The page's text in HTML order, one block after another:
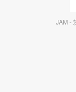
JAM -